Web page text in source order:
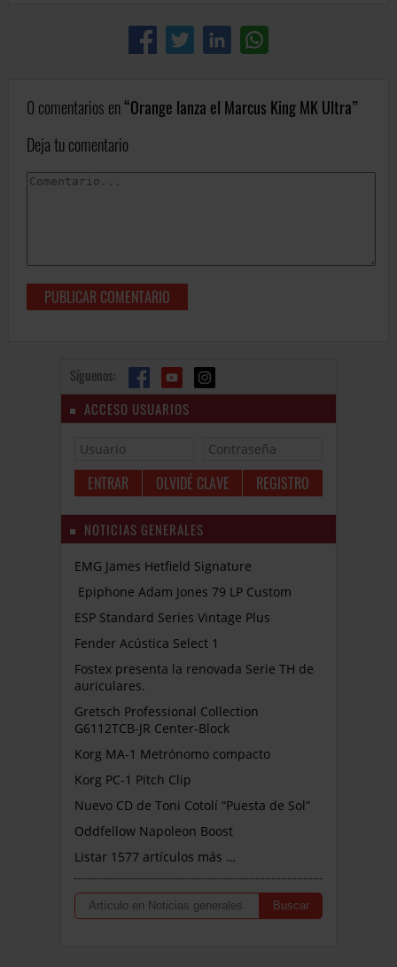
0 comentarios en Orange lanza el Marcus King MK Ultra
Deja tu comentario
Síguenos:
ACCESO USUARIOS
OLVIDÉ CLAVE REGISTRO
NOTICIAS GENERALES
EMG James Hetfield Signature
Epiphone Adam Jones 79 LP Custom
ESP Standard Series Vintage Plus
Fender Acústica Select 1
Fostex presenta la renovada Serie TH de
auriculares.
Gretsch Professional Collection
G6112TCB-JR Center-Block
Korg MA-1 Metrónomo compacto
Korg PC-1 Pitch Clip
Nuevo CD de Toni Cotolí “Puesta de Sol”
Oddfellow Napoleon Boost
Listar 1577 artículos más …